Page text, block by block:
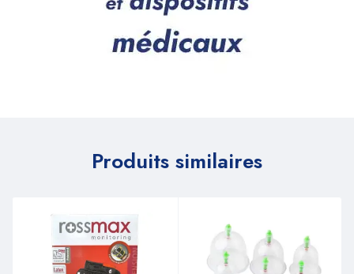
Produits similaires